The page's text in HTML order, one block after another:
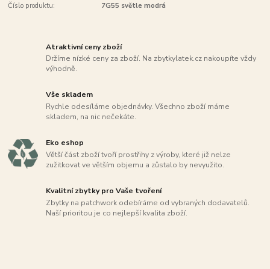
Číslo produktu: 7G55 světle modrá
Atraktivní ceny zboží
Držíme nízké ceny za zboží. Na zbytkylatek.cz nakoupíte vždy
výhodně.
Vše skladem
Rychle odesíláme objednávky. Všechno zboží máme
skladem, na nic nečekáte.
Eko eshop
Větší část zboží tvoří prostřihy z výroby, které již nelze
zužitkovat ve větším objemu a zůstalo by nevyužito.
Kvalitní zbytky pro Vaše tvoření
Zbytky na patchwork odebíráme od vybraných dodavatelů.
Naší prioritou je co nejlepší kvalita zboží.